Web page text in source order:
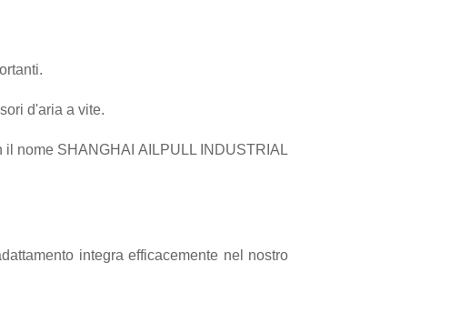
d'aria a vite.
nome SHANGHAI AILPULL INDUSTRIAL
integra efficacemente nel nostro